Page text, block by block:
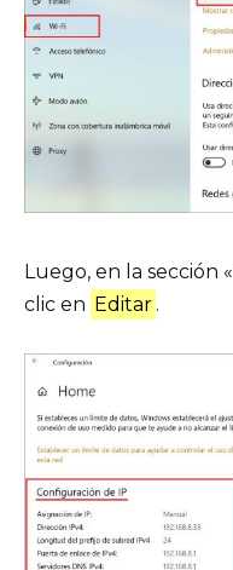
Luego, en la sección «
clic en Editar .